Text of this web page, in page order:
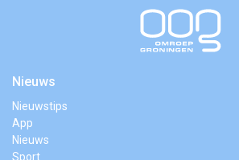
Nieuws
Nieuwstips
App
Nieuws
Sport